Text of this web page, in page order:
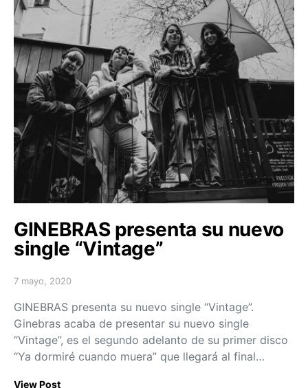
GINEBRAS presenta su nuevo
single “Vintage”
Posted on
7 mayo, 2020
GINEBRAS presenta su nuevo single “Vintage”.
Ginebras acaba de presentar su nuevo single
“Vintage”, es el segundo adelanto de su primer disco
“Ya dormiré cuando muera” que llegará al final…
View Post